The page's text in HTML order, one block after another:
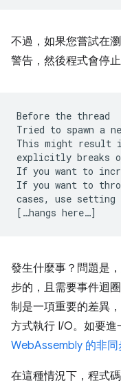
不過，如果您嘗試在
警告，然後程式會停止
Before the thread
Tried to spawn a
This might result
explicitly breaks
If you want to
If you want to
cases, use setting `-
發生什麼事？問題是
步的，且需要事件迴
制是一項重要的差異
方式執行 I/O。如要進
WebAssembly 的非同
在這種情況下，程式